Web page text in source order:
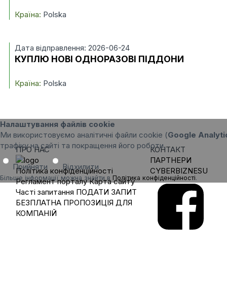
Країна: Polska
Дата відправлення: 2026-06-24
КУПЛЮ НОВІ ОДНОРАЗОВІ ПІДДОНИ
Країна: Polska
Налаштування файлів cookie
Ми використовуємо аналітичні файли cookie (Google
трафіку на сайті та покращення його роботи.
Прийняти Відхилити
Більше інформації можна знайти в Політика конфіденційності.
ПРО НАС
Політика конфіденційності
Регламент порталу Карта сайту
Часті запитання ПОДАТИ ЗАПИТ
БЕЗПЛАТНА ПРОПОЗИЦІЯ ДЛЯ
КОМПАНІЙ
КОНТАКТ
ПАРТНЕРИ
CYBERBIZNESU